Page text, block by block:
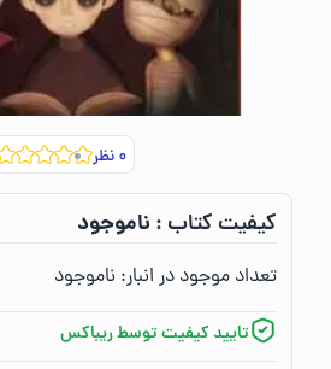
۰نظر
کیفیت کتاب :‌ ناموجود
تعداد موجود در انبار:‌ ناموجود
تایید کیفیت توسط ریباکس